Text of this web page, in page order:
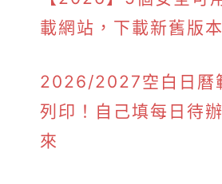
載網站，下載新舊版
2026/2027空白日曆
列印！自己填每日待
來